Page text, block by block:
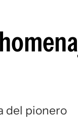
del pionero